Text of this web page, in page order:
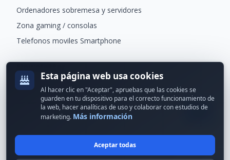
Ordenadores sobremesa y servidores
Zona gaming / consolas
Telefonos moviles Smartphone
Recibe ofertas exclusivas y novedades.
Esta página web usa cookies
Al hacer clic en "Aceptar", apruebas que las cookies se
guarden en tu dispositivo para el correcto funcionamiento de
la web, hacer analíticas de uso y colaborar con estudios de
marketing. Más información
Aceptar todas